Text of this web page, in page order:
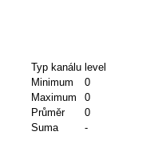
Typ kanálu level
Minimum
0
Maximum
0
Průměr
0
Suma
-